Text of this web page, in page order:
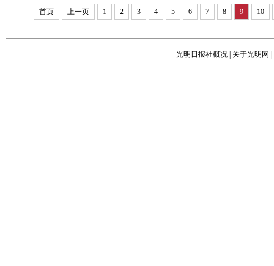
首页 上一页 1 2 3 4 5 6 7 8 9 10
光明日报社概况 关于光明网